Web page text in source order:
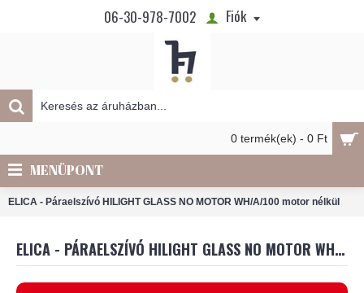
06-30-978-7002 Fiók
0 termék(ek) - 0 Ft
MENÜPONT
ELICA - Páraelszívó HILIGHT GLASS NO MOTOR WH/A/100 motor nélkül
ELICA - PÁRAELSZÍVÓ HILIGHT GLASS NO MOTOR WH/A/100 MOTOR NÉLKÜL